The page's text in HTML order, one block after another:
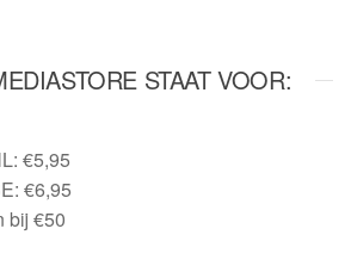
STAAT VOOR:
€5,95
€6,95
bij €50